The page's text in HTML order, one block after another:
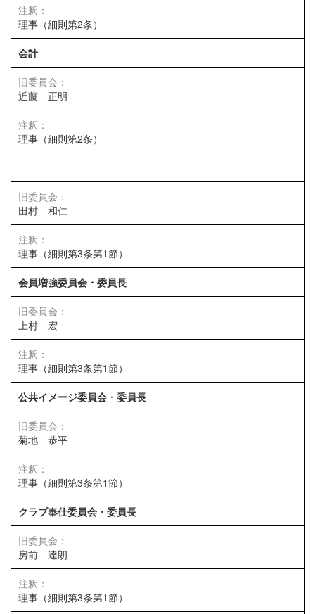
理事（細則第2条）
会計
近藤 正明
理事（細則第2条）
田村 和仁
理事（細則第3条第1節）
会員増強委員会・委員長
上村 宏
理事（細則第3条第1節）
公共イメージ委員会・委員長
菊地 恭平
理事（細則第3条第1節）
クラブ奉仕委員会・委員長
房前 達朗
理事（細則第3条第1節）